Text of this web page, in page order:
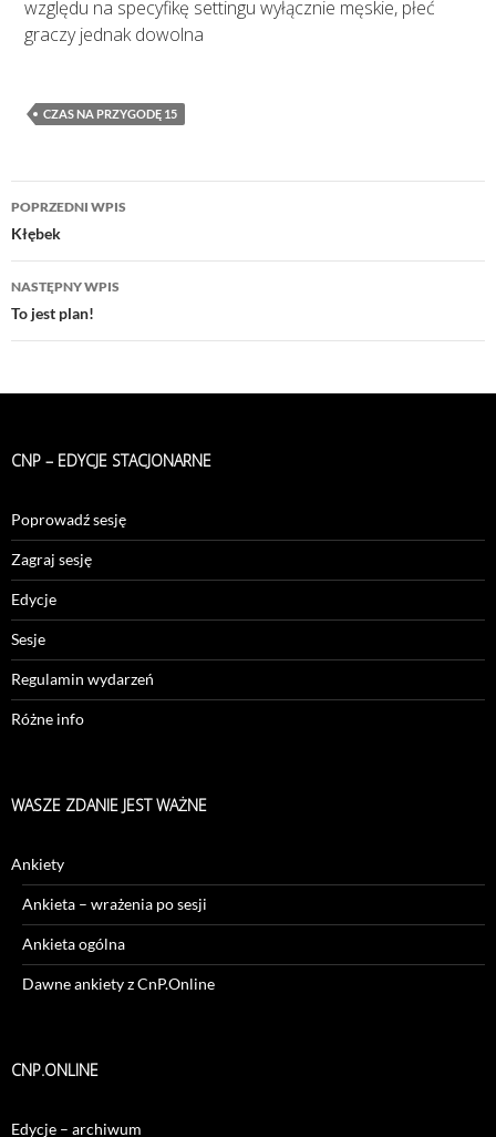
względu na specyfikę settingu wyłącznie męskie, płeć
graczy jednak dowolna
CZAS NA PRZYGODĘ 15
Nawigacja
wpisu
POPRZEDNI WPIS
Kłębek
NASTĘPNY WPIS
To jest plan!
CNP – EDYCJE STACJONARNE
Poprowadź sesję
Zagraj sesję
Edycje
Sesje
Regulamin wydarzeń
Różne info
WASZE ZDANIE JEST WAŻNE
Ankiety
Ankieta – wrażenia po sesji
Ankieta ogólna
Dawne ankiety z CnP.Online
CNP.ONLINE
Edycje – archiwum